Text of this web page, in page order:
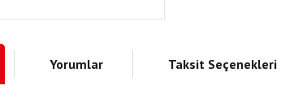
Yorumlar Taksit Seçenekleri